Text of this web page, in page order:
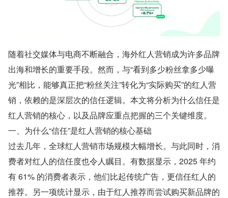
随着社交媒体与电商不断融合，海外红人营销成为许多品牌
出海和增长的重要手段。然而，与“看到多少粉丝拿多少曝
光”相比，能够真正把“粉丝关注”转化为“实际购买”的红人营
销，依赖的是深层次的信任逻辑。本文将分析为什么信任是
红人营销的核心，以及品牌应重点把握的三个关键维度。
一、为什么“信任”是红人营销的核心基础
过去几年，全球红人营销市场规模大幅增长。与此同时，消
费者对红人的信任度也令人瞩目。有数据显示，2025 年约
有 61% 的消费者表示，他们比起传统广告，更信任红人的
推荐。另一项统计显示，由于红人推荐而尝试购买新品牌的